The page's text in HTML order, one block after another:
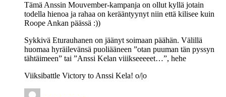
Tämä Anssin Mouvember-kampanja on ollut kyllä jotain
todella hienoa ja rahaa on kerääntyynyt niin että kilisee kuin
Roope Ankan päässä :))
Sykkivä Eturauhanen on jäänyt soimaan päähän. Välillä
huomaa hyräilevänsä puoliääneen ”otan puuman tän pyssyn
tähtäimeen” tai ”Anssi Kelan viiikseeeeet…”, hehe
Viiksibattle Victory to Anssi Kela! o/|o